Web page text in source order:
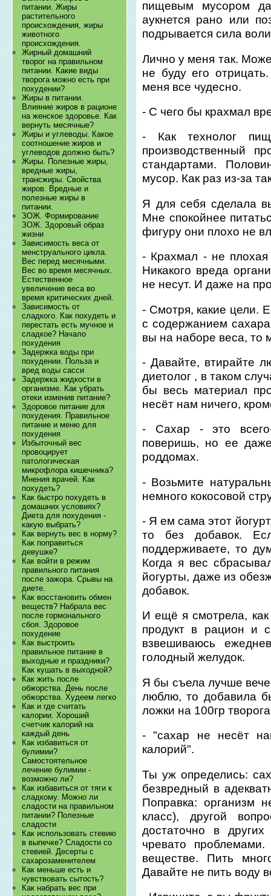
питании. Жиры
растительного
происхождения, жиры
животного
происхождения.
Жирный домашний
творог на правильном
питании. Какие виды
творога можно есть при
похудении?
Жиры в питании.
Влияние жиров в рационе
на женское здоровье. Как
вернуть месячные?
Жиры и углеводы. Какое
соотношение жиров и
углеводов должно быть?
Жиры. Полезные жиры,
вредные жиры,
трансжиры. Свойства
жиров. Вредные и
полезные жиры в
питании.
ЗОЖ. Формирование
ЗОЖ. Здоровый образ
жизни
Зависимость веса от
менструального цикла.
Вес перед месячными.
Вес во время месячных.
Естественное
увеличение веса во
время критических дней.
Зависимость от
сладкого. Как похудеть и
перестать есть мучное и
сладкое? Начало
похудения
Задержка воды при
похудении. Польза и
вред воды сасси
Задержка жидкости в
организме. Как убрать
отеки изменив питание?
Здоровое питание для
похудения. Правильное
питание и меню для
похудения
Избыточный вес
провоцирует
патологическая
микрофлора кишечника?
Мнения врачей. Как
похудеть?
Как быстро похудеть в
домашних условиях?
Диета для похудения -
какую выбрать?
Как вернуть вес в норму?
Как поправиться
девушке?
Как войти в режим
правильного питания
после зажора. Срывы на
диете.
Как восстановить обмен
веществ? Набрала вес
после гормонального
сбоя. Здоровое
похудение
Как выстроить
правильное питание в
выходные и праздники?
Как кушать в выходной?
Как жить после
обжорства. День после
обжорства. Худеем легко
Как и где считать
калории. Хороший
счетчик калорий на
каждый день
Как избавиться от
булимии?
Самостоятельное
лечение булимии -
возможно ли?
Как избавиться от тяги к
сладкому. Можно ли
сладости на правильном
питании? Полезные
сладости
Как использовать стевию
в выпечке? Сладости со
стевией. Десерты с
сахарозаменителем
Как меньше есть и
чувствовать сытость?
Как набрать вес при
пищевым мусором
аукнется рано или
подрывается сила
Лично у меня так.
не буду его
меня все чудесно.
- С чего бы крахмал
- Как технолог
производственный
стандартами.
мусор. Как раз из-за
Я для себя сделала
Мне спокойнее
фигуру они плохо не
- Крахмал - не плохая
Никакого вреда
не несут. И даже на
- Смотря, какие цели.
с содержанием
вы на наборе веса, то
- Давайте, втирайте
диетолог , в таком
бы весь материал
несёт нам ничего,
- Сахар - это всего-
поверишь, но ее
роддомах.
- Возьмите
немного кокосовой
- Я ем сама этот
то без добавок.
поддерживаете, то
Когда я вес
йогурты, даже из
добавок.
И ещё я смотрела,
продукт в рацион и
взвешиваюсь
голодный желудок.
Я бы съела лучше
люблю, то добавила
ложки на 100гр
- "сахар не несёт
калорий".
Ты уж определись:
безвредный в
Поправка: организм
класс), другой
достаточно в
чревато
веществе. Пить
Давайте не пить воду